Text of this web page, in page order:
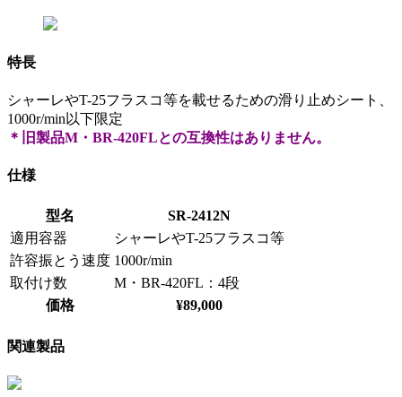
特長
シャーレやT-25フラスコ等を載せるための滑り止めシート、
1000r/min以下限定
＊旧製品M・BR-420FLとの互換性はありません。
仕様
型名
SR-2412N
適用容器
シャーレやT-25フラスコ等
許容振とう速度 1000r/min
取付け数
M・BR-420FL：4段
価格
¥89,000
関連製品